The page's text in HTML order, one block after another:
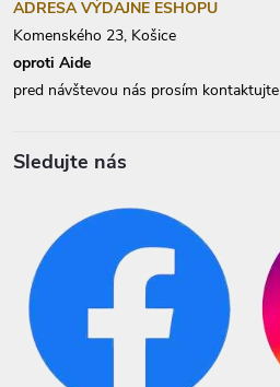
ADRESA VÝDAJNE ESHOPU
Komenského 23, Košice
oproti Aide
pred návštevou nás prosím kontaktujte
Sledujte nás